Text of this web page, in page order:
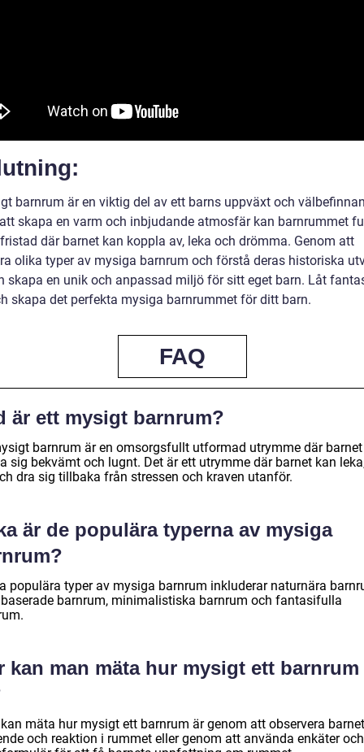
barnrum är en viktig del av ett barns uppväxt och
skapa en varm och inbjudande atmosfär kan barnrummet
där barnet kan koppla av, leka och drömma. Genom att
olika typer av mysiga barnrum och förstå deras historiska
skapa en unik och anpassad miljö för sitt eget barn. Låt
skapa det perfekta mysiga barnrummet för ditt barn.
FAQ
är ett mysigt barnrum?
barnrum är en omsorgsfullt utformad utrymme där
sig bekvämt och lugnt. Det är ett utrymme där barnet kan
dra sig tillbaka från stressen och kraven utanför.
är de populära typerna av mysiga
populära typer av mysiga barnrum inkluderar naturnära
barnrum, minimalistiska barnrum och fantasifulla
kan man mäta hur mysigt ett barnrum
mäta hur mysigt ett barnrum är genom att observera
och reaktion i rummet eller genom att använda enkäter och